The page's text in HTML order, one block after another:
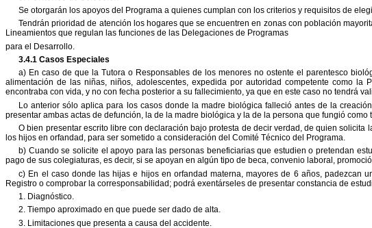
Se otorgarán los apoyos del Programa a quienes cumplan con los criterios y requisitos de
Tendrán prioridad de atención los hogares que se encuentren en zonas con población
Lineamientos que regulan las funciones de las Delegaciones de Programas
para el Desarrollo.
3.4.1 Casos Especiales
a) En caso de que la Tutora o Responsables de los menores no ostente el parentesco
alimentación de las niñas, niños, adolescentes, expedida por autoridad competente como la
encontraba con vida, y no con fecha posterior a su fallecimiento, ya que en este caso no tendrá
Lo anterior sólo aplica para los casos donde la madre biológica falleció antes de la
presentar ambas actas de defunción, la de la madre biológica y la de la persona que fungió como
O bien presentar escrito libre con declaración bajo protesta de decir verdad, de quien solicita
los hijos en orfandad, para ser sometido a consideración del Comité Técnico del Programa.
b) Cuando se solicite el apoyo para las personas beneficiarias que estudien o pretendan
pago de sus colegiaturas, es decir, si se apoyan en algún tipo de beca, convenio laboral,
c) En el caso donde las hijas e hijos en orfandad materna, mayores de 6 años, padezcan
Registro o comprobar la corresponsabilidad; podrá exentárseles de presentar constancia de
1. Diagnóstico.
2. Tiempo aproximado en que puede ser dado de alta.
3. Limitaciones que presenta a causa del accidente.